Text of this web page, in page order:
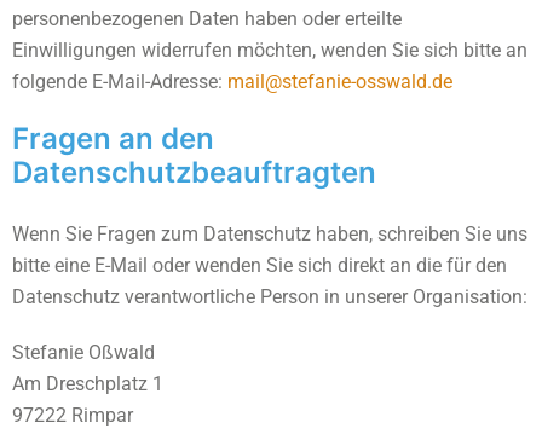
personenbezogenen Daten haben oder erteilte
Einwilligungen widerrufen möchten, wenden Sie sich bitte an
folgende E-Mail-Adresse: mail@stefanie-osswald.de
Fragen an den
Datenschutzbeauftragten
Wenn Sie Fragen zum Datenschutz haben, schreiben Sie uns
bitte eine E-Mail oder wenden Sie sich direkt an die für den
Datenschutz verantwortliche Person in unserer Organisation:
Stefanie Oßwald
Am Dreschplatz 1
97222 Rimpar